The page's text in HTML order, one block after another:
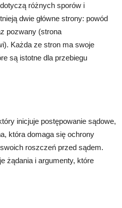
różnych sporów i
dwie główne strony: powód
pozwany (strona
Każda ze stron ma swoje
są istotne dla przebiegu
inicjuje postępowanie sądowe,
która domaga się ochrony
roszczeń przed sądem.
żądania i argumenty, które